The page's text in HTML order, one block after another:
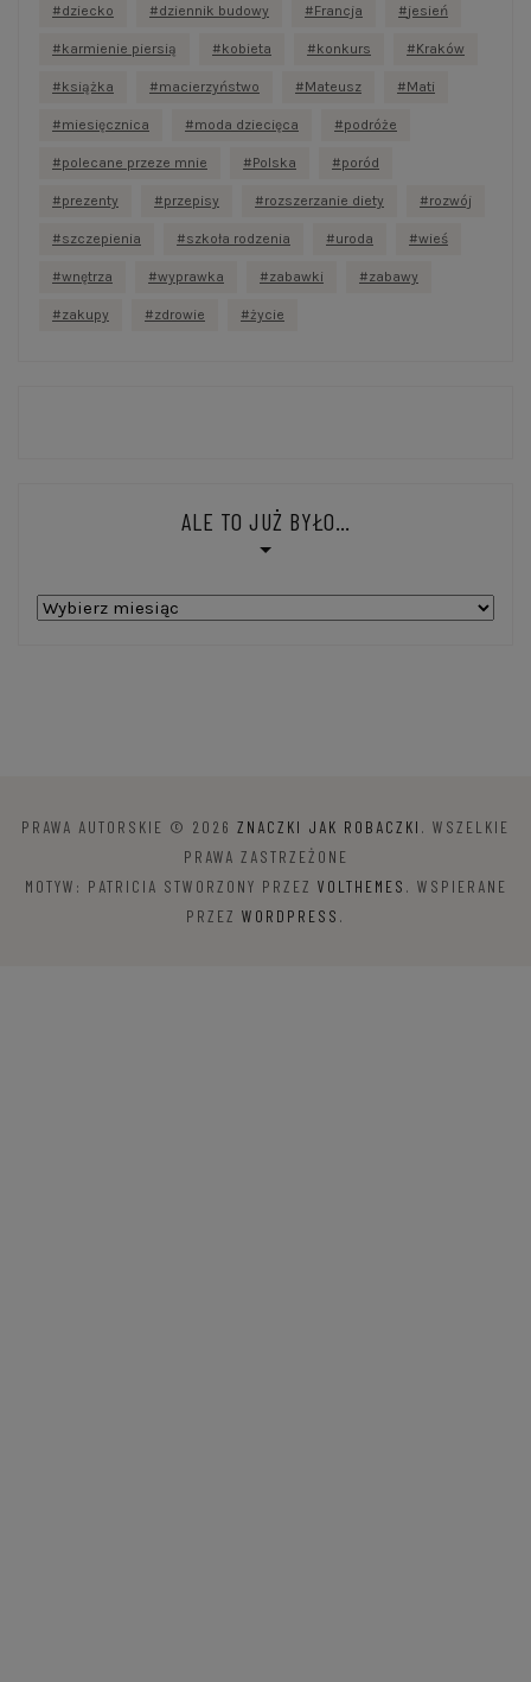
dziecko dziennik budowy Francja jesień
karmienie piersią kobieta konkurs Kraków
książka macierzyństwo Mateusz Mati
miesięcznica moda dziecięca podróże
polecane przeze mnie Polska poród
prezenty przepisy rozszerzanie diety rozwój
szczepienia szkoła rodzenia uroda wieś
wnętrza wyprawka zabawki zabawy
zakupy zdrowie życie
ALE TO JUŻ BYŁO…
Ale
PRAWA AUTORSKIE © 2026 ZNACZKI JAK ROBACZKI . WSZELKIE
PRAWA ZASTRZEŻONE
MOTYW: PATRICIA STWORZONY PRZEZ VOLTHEMES . WSPIERANE
PRZEZ WORDPRESS .